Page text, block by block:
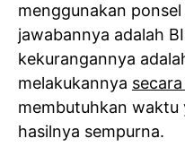
menggunakan
jawabannya adalah
kekurangannya
melakukannya
membutuhkan waktu
hasilnya sempurna.